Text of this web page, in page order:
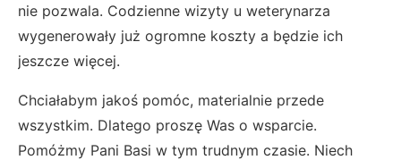
nie pozwala. Codzienne wizyty u weterynarza
wygenerowały już ogromne koszty a będzie ich
jeszcze więcej.
Chciałabym jakoś pomóc, materialnie przede
wszystkim. Dlatego proszę Was o wsparcie.
Pomóżmy Pani Basi w tym trudnym czasie. Niech